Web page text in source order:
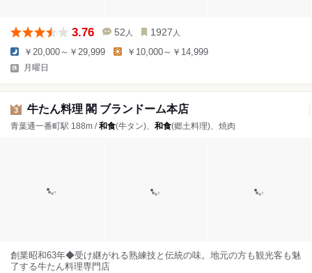
3.76 52 人 1927 人
￥20,000～￥29,999 ￥10,000～￥14,999
月曜日
3 牛たん料理 閣 ブランドーム本店
青葉通一番町駅 188m /和食(牛タン)、 和食(郷土料理)、焼肉
創業昭和63年◆受け継がれる熟練技と伝統の味。地元の方も観光客も魅
了する牛たん料理専門店